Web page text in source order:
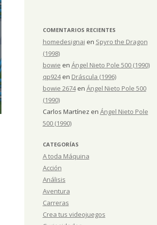
COMENTARIOS RECIENTES
homedesignai en Spyro the Dragon
(1998)
bowie en Ángel Nieto Pole 500 (1990)
qp924en Dráscula (1996)
bowie 2674en Ángel Nieto Pole 500
(1990)
Carlos Martínez en Ángel Nieto Pole
500 (1990)
CATEGORÍAS
A toda Máquina
Acción
Análisis
Aventura
Carreras
Crea tus videojuegos